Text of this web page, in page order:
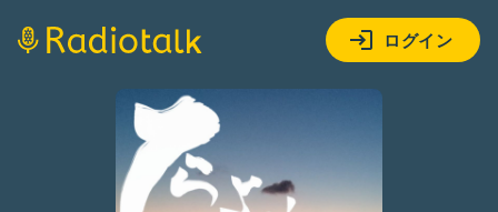
ログイン